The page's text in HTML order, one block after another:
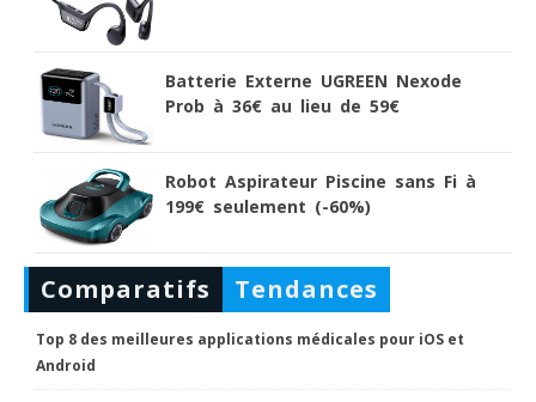
Batterie Externe UGREEN Nexode
Prob à 36€ au lieu de 59€
Robot Aspirateur Piscine sans Fi à
199€ seulement (-60%)
Comparatifs Tendances
Top 8 des meilleures applications médicales pour iOS et
Android